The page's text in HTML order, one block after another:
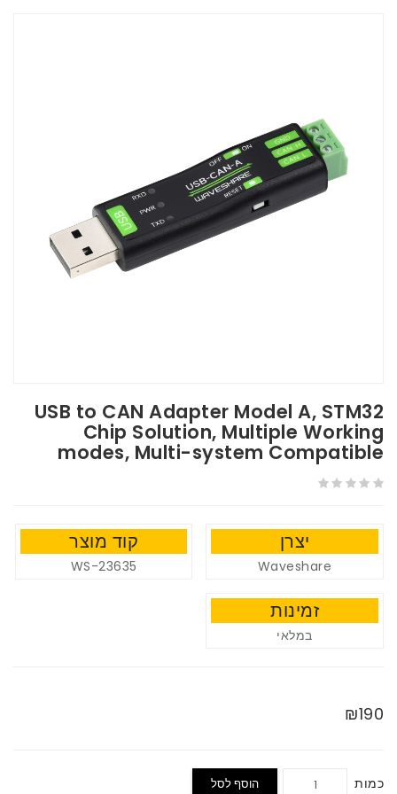
USB to CAN Adapter Model A, STM32
Chip Solution, Multiple Working
modes, Multi-system Compatible
יצרן
Waveshare
קוד מוצר
WS-23635
זמינות
במלאי
₪190
כמות הוסף לסל